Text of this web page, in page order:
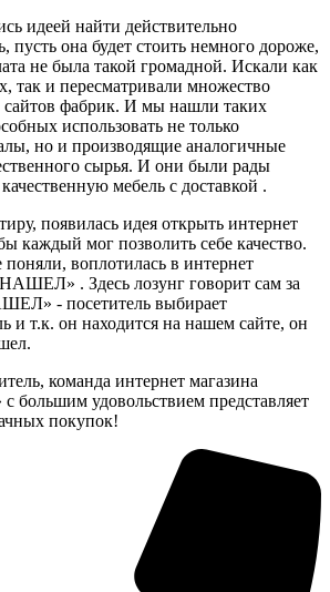
идеей найти действительно
пусть она будет стоить немного дороже,
не была такой громадной. Искали как
так и пересматривали множество
сайтов фабрик. И мы нашли таких
использовать не только
но и производящие аналогичные
сырья. И они были рады
мебель с доставкой .
появилась идея открыть интернет
каждый мог позволить себе качество.
воплотилась в интернет
. Здесь лозунг говорит сам за
- посетитель выбирает
и т.к. он находится на нашем сайте, он
команда интернет магазина
удовольствием представляет
покупок!